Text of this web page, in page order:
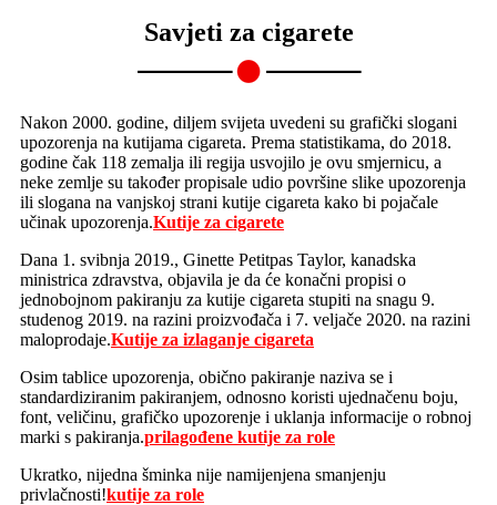
Savjeti za cigarete
Nakon 2000. godine, diljem svijeta uvedeni su grafički slogani
upozorenja na kutijama cigareta. Prema statistikama, do 2018.
godine čak 118 zemalja ili regija usvojilo je ovu smjernicu, a
neke zemlje su također propisale udio površine slike upozorenja
ili slogana na vanjskoj strani kutije cigareta kako bi pojačale
učinak upozorenja.Kutije za cigarete
Dana 1. svibnja 2019., Ginette Petitpas Taylor, kanadska
ministrica zdravstva, objavila je da će konačni propisi o
jednobojnom pakiranju za kutije cigareta stupiti na snagu 9.
studenog 2019. na razini proizvođača i 7. veljače 2020. na razini
maloprodaje.Kutije za izlaganje cigareta
Osim tablice upozorenja, obično pakiranje naziva se i
standardiziranim pakiranjem, odnosno koristi ujednačenu boju,
font, veličinu, grafičko upozorenje i uklanja informacije o robnoj
marki s pakiranja.prilagođene kutije za role
Ukratko, nijedna šminka nije namijenjena smanjenju
privlačnosti!kutije za role